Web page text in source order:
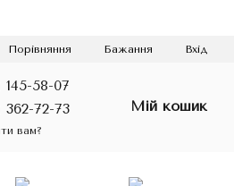
Порівняння Бажання Вхід
58-07
72-73
вам?
Мій кошик